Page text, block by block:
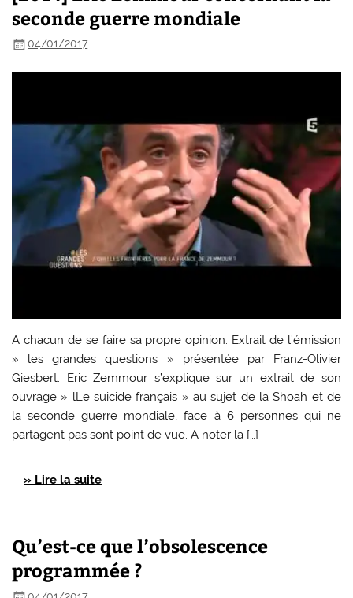
seconde guerre mondiale
04/01/2017
A chacun de se faire sa propre opinion. Extrait de l’émission
» les grandes questions » présentée par Franz-Olivier
Giesbert. Eric Zemmour s’explique sur un extrait de son
ouvrage » lLe suicide français » au sujet de la Shoah et de
la seconde guerre mondiale, face à 6 personnes qui ne
partagent pas sont point de vue. A noter la […]
» Lire la suite
Qu’est-ce que l’obsolescence
programmée ?